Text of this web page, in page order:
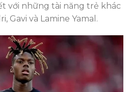
với những tài năng trẻ khác
Gavi và Lamine Yamal.